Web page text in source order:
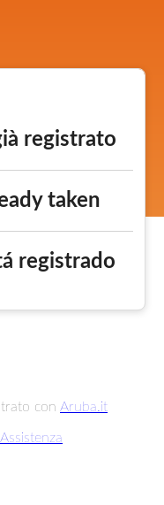
registrato
taken
registrado
con Aruba.it